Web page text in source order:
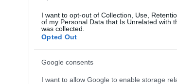
I want to opt-out of Collection, Use,
of my Personal Data that Is Unrelated with
was collected.
Opted Out
Google consents
I want to allow Google to enable storage